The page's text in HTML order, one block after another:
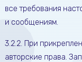
все требования
и сообщениям.
3.2.2. При
авторские права.